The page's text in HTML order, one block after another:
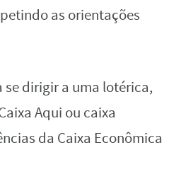
as orientações
se dirigir a uma lotérica,
Aqui ou caixa
da Caixa Econômica